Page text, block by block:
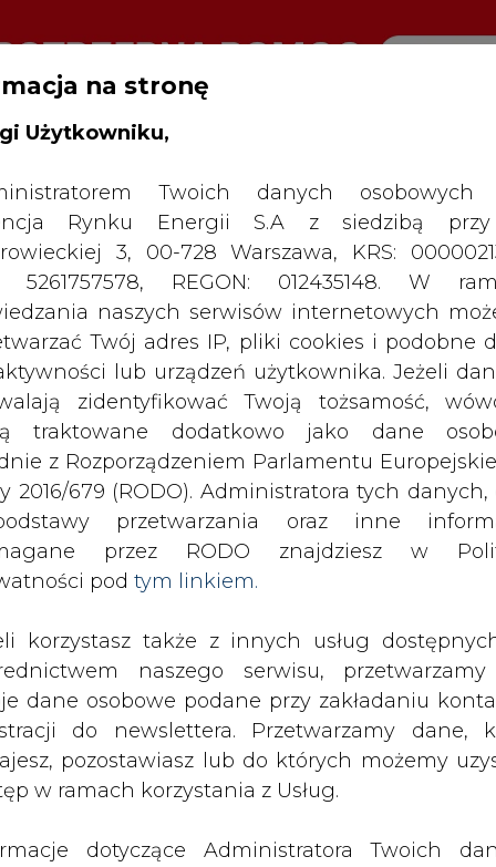
ZMIANY KADROWE NA RYNKU
na stronę
Użytkowniku,
Twoich danych osobowych
Rynku Energii S.A z siedzibą
3, 00-728 Warszawa, KRS:
5261757578, REGON: 012435148. W
naszych serwisów internetowych
Twój adres IP, pliki cookies i podobne
lub urządzeń użytkownika. Jeżeli
zidentyfikować Twoją tożsamość,
traktowane dodatkowo jako dane
z Rozporządzeniem Parlamentu
2016/679 (RODO). Administratora tych danych,
przetwarzania oraz inne
przez RODO znajdziesz w
pod tym linkiem.
korzystasz także z innych usług
naszego serwisu,
dane osobowe podane przy zakładaniu
do newslettera. Przetwarzamy dane,
pozostawiasz lub do których możemy
w ramach korzystania z Usług.
dotyczące Administratora Twoich
komunikatu ws. stosowania dobrowolnych systemów
wymagań systemu EU ETS
drukuj skomentuj udostępnij: